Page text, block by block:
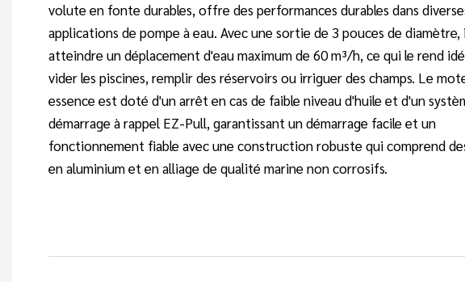
volute en fonte durables, offre des performances durables dans
applications de pompe à eau. Avec une sortie de 3 pouces de
atteindre un déplacement d'eau maximum de 60 m³/h, ce qui le rend
vider les piscines, remplir des réservoirs ou irriguer des champs. Le
essence est doté d'un arrêt en cas de faible niveau d'huile et d'un
démarrage à rappel EZ-Pull, garantissant un démarrage facile et un
fonctionnement fiable avec une construction robuste qui comprend
en aluminium et en alliage de qualité marine non corrosifs.